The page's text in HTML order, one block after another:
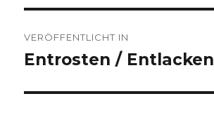
VERÖFFENTLICHT IN
Entrosten / Entlacken